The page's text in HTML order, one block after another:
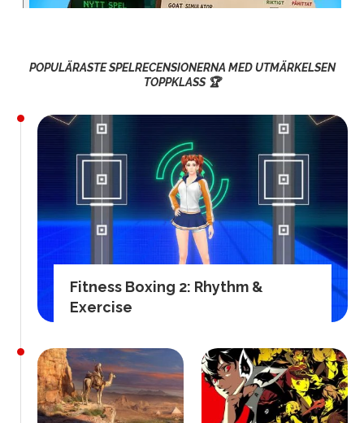
POPULÄRASTE SPELRECENSIONERNA MED UTMÄRKELSEN
TOPPKLASS 🏆
Fitness Boxing 2: Rhythm &
Exercise